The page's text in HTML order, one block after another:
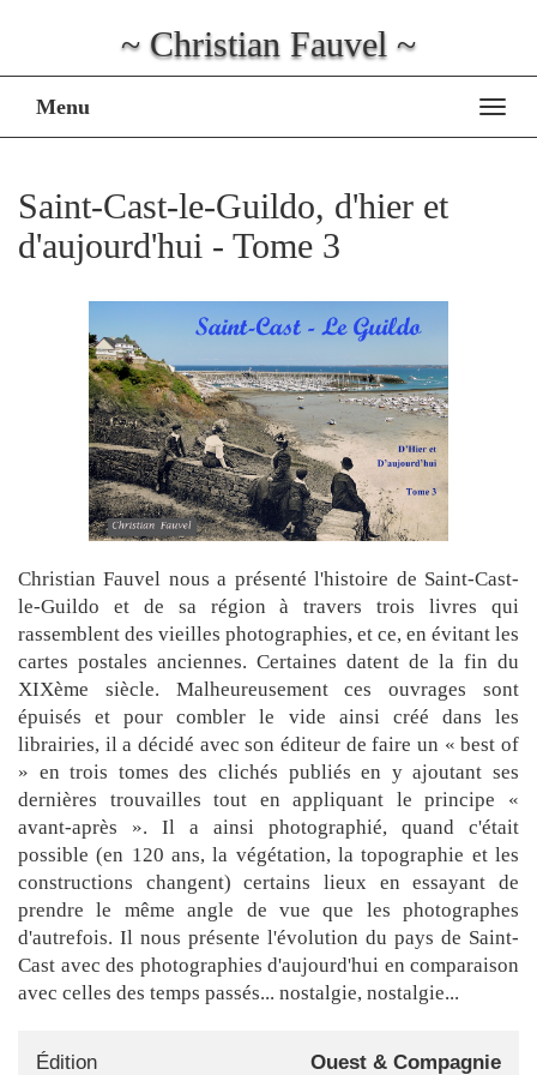
~ Christian Fauvel ~
Menu
la
Saint-Cast-le-Guildo, d'hier et
d'aujourd'hui - Tome 3
Christian Fauvel nous a présenté l'histoire de Saint-Cast-
le-Guildo et de sa région à travers trois livres qui
rassemblent des vieilles photographies, et ce, en évitant les
cartes postales anciennes. Certaines datent de la fin du
XIXème siècle. Malheureusement ces ouvrages sont
épuisés et pour combler le vide ainsi créé dans les
librairies, il a décidé avec son éditeur de faire un « best of
» en trois tomes des clichés publiés en y ajoutant ses
dernières trouvailles tout en appliquant le principe «
avant-après ». Il a ainsi photographié, quand c'était
possible (en 120 ans, la végétation, la topographie et les
constructions changent) certains lieux en essayant de
prendre le même angle de vue que les photographes
d'autrefois. Il nous présente l'évolution du pays de Saint-
Cast avec des photographies d'aujourd'hui en comparaison
avec celles des temps passés... nostalgie, nostalgie...
Édition Ouest & Compagnie